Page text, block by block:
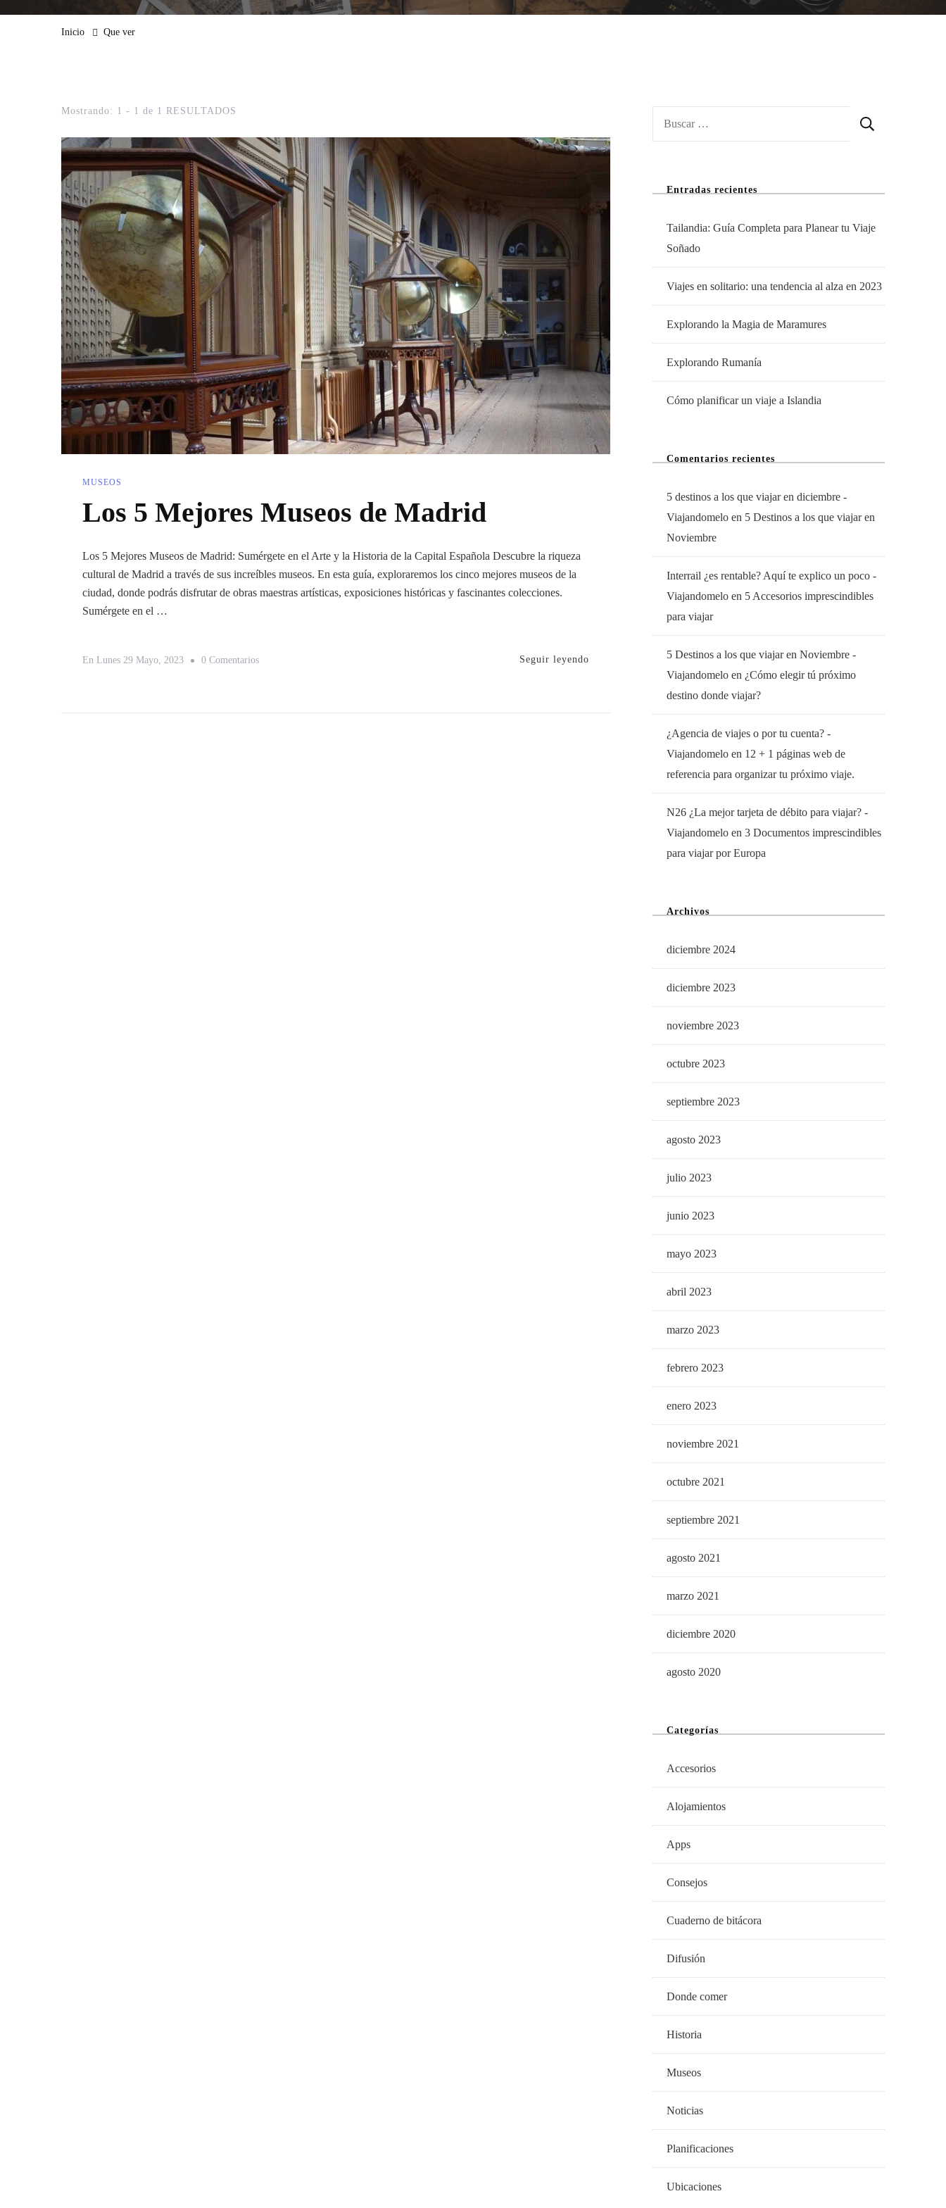
Inicio Que ver
Mostrando: 1 - 1 de 1 RESULTADOS
MUSEOS
Los 5 Mejores Museos de Madrid
Los 5 Mejores Museos de Madrid: Sumérgete en el Arte y la Historia de la Capital Española Descubre la riqueza
cultural de Madrid a través de sus increíbles museos. En esta guía, exploraremos los cinco mejores museos de la
ciudad, donde podrás disfrutar de obras maestras artísticas, exposiciones históricas y fascinantes colecciones.
Sumérgete en el …
En Lunes 29 Mayo, 2023 0 ComentariosEn
Seguir leyendo
Entradas recientes
Tailandia: Guía Completa para Planear tu Viaje
Soñado
Viajes en solitario: una tendencia al alza en 2023
Explorando la Magia de Maramures
Explorando Rumanía
Cómo planificar un viaje a Islandia
Comentarios recientes
5 destinos a los que viajar en diciembre -
Viajandomelo en 5 Destinos a los que viajar en
Noviembre
Interrail ¿es rentable? Aquí te explico un poco -
Viajandomelo en 5 Accesorios imprescindibles
para viajar
5 Destinos a los que viajar en Noviembre -
Viajandomelo en ¿Cómo elegir tú próximo
destino donde viajar?
¿Agencia de viajes o por tu cuenta? -
Viajandomelo en 12 + 1 páginas web de
referencia para organizar tu próximo viaje.
N26 ¿La mejor tarjeta de débito para viajar? -
Viajandomelo en 3 Documentos imprescindibles
para viajar por Europa
Archivos
diciembre 2024
diciembre 2023
noviembre 2023
octubre 2023
septiembre 2023
agosto 2023
julio 2023
junio 2023
mayo 2023
abril 2023
marzo 2023
febrero 2023
enero 2023
noviembre 2021
octubre 2021
septiembre 2021
agosto 2021
marzo 2021
diciembre 2020
agosto 2020
Categorías
Accesorios
Alojamientos
Apps
Consejos
Cuaderno de bitácora
Difusión
Donde comer
Historia
Museos
Noticias
Planificaciones
Ubicaciones